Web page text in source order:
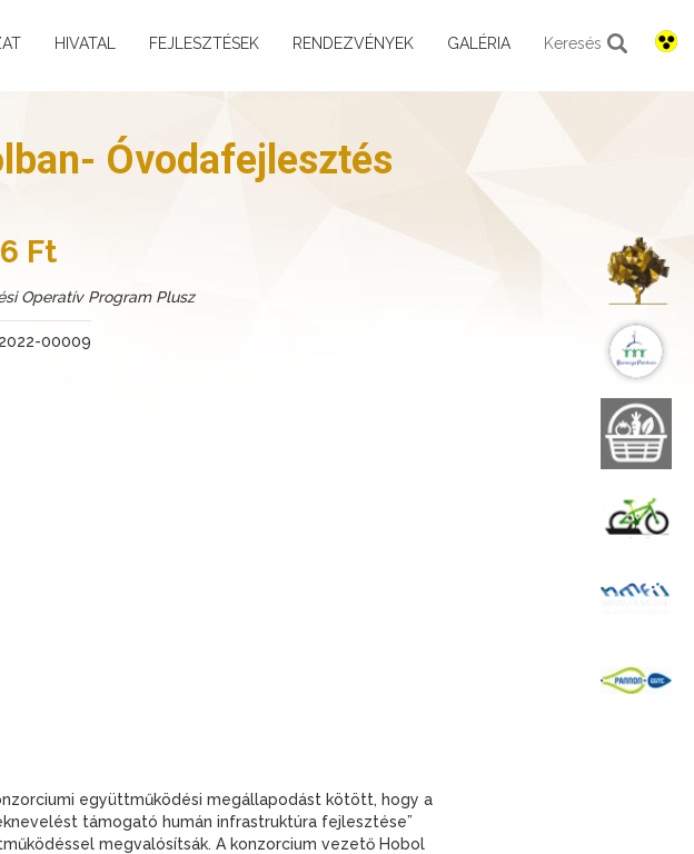
HIVATAL FEJLESZTÉSEK RENDEZVÉNYEK GALÉRIA Keresés
Óvodafejlesztés
Ft
Operatív Program Plusz
00009
együttműködési megállapodást kötött, hogy a
támogató humán infrastruktúra fejlesztése”
megvalósítsák. A konzorcium vezető Hobol